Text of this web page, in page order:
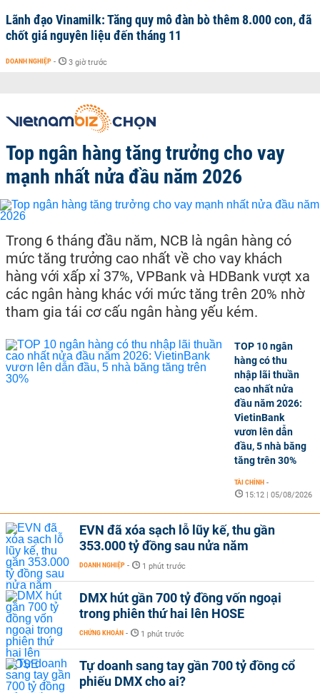
Lãnh đạo Vinamilk: Tăng quy mô đàn bò thêm 8.000 con, đã
chốt giá nguyên liệu đến tháng 11
DOANH NGHIỆP - 3 giờ trước
Top ngân hàng tăng trưởng cho vay
mạnh nhất nửa đầu năm 2026
Trong 6 tháng đầu năm, NCB là ngân hàng có
mức tăng trưởng cao nhất về cho vay khách
hàng với xấp xỉ 37%, VPBank và HDBank vượt xa
các ngân hàng khác với mức tăng trên 20% nhờ
tham gia tái cơ cấu ngân hàng yếu kém.
TOP 10 ngân
hàng có thu
nhập lãi thuần
cao nhất nửa
đầu năm 2026:
VietinBank
vươn lên dẫn
đầu, 5 nhà băng
tăng trên 30%
TÀI CHÍNH -
15:12 | 05/08/2026
EVN đã xóa sạch lỗ lũy kế, thu gần
353.000 tỷ đồng sau nửa năm
DOANH NGHIỆP - 1 phút trước
DMX hút gần 700 tỷ đồng vốn ngoại
trong phiên thứ hai lên HOSE
CHỨNG KHOÁN - 1 phút trước
Tự doanh sang tay gần 700 tỷ đồng cổ
phiếu DMX cho ai?